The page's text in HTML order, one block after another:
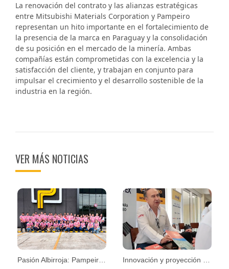
La renovación del contrato y las alianzas estratégicas
entre Mitsubishi Materials Corporation y Pampeiro
representan un hito importante en el fortalecimiento de
la presencia de la marca en Paraguay y la consolidación
de su posición en el mercado de la minería. Ambas
compañías están comprometidas con la excelencia y la
satisfacción del cliente, y trabajan en conjunto para
impulsar el crecimiento y el desarrollo sostenible de la
industria en la región.
VER MÁS NOTICIAS